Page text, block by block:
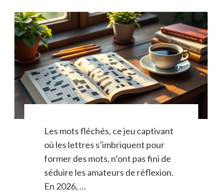
Les mots fléchés, ce jeu captivant
où les lettres s’imbriquent pour
former des mots, n’ont pas fini de
séduire les amateurs de réflexion.
En 2026, …